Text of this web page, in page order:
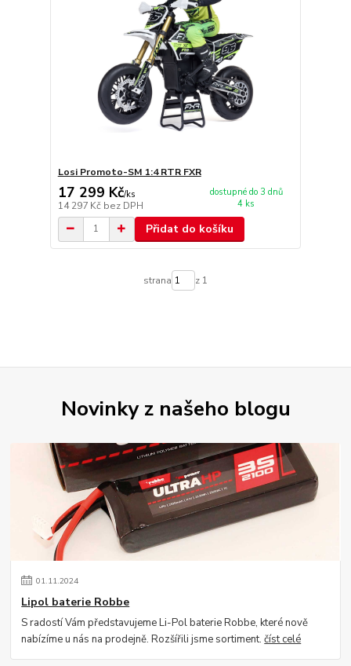
Losi Promoto-SM 1:4 RTR FXR
17 299 Kč/ks
14 297 Kč bez DPH
dostupné do 3 dnů
4 ks
Přidat do košíku
strana z 1
Novinky z našeho blogu
01.11.2024
Lipol baterie Robbe
S radostí Vám představujeme Li-Pol baterie Robbe, které nově
nabízíme u nás na prodejně. Rozšířili jsme sortiment.číst celé